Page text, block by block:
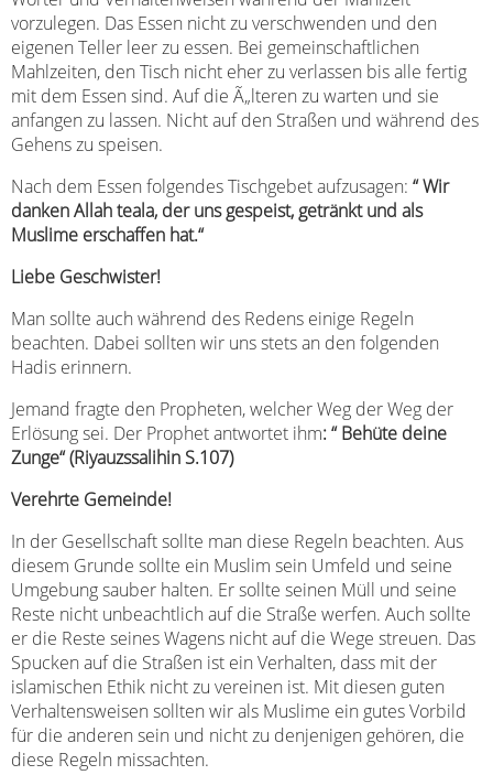
vorzulegen. Das Essen nicht zu verschwenden und den
eigenen Teller leer zu essen. Bei gemeinschaftlichen
Mahlzeiten, den Tisch nicht eher zu verlassen bis alle fertig
mit dem Essen sind. Auf die Ã„lteren zu warten und sie
anfangen zu lassen. Nicht auf den Straßen und während des
Gehens zu speisen.
Nach dem Essen folgendes Tischgebet aufzusagen: “ Wir
danken Allah teala, der uns gespeist, getränkt und als
Muslime erschaffen hat.“
Liebe Geschwister!
Man sollte auch während des Redens einige Regeln
beachten. Dabei sollten wir uns stets an den folgenden
Hadis erinnern.
Jemand fragte den Propheten, welcher Weg der Weg der
Erlösung sei. Der Prophet antwortet ihm: “ Behüte deine
Zunge“ (Riyauzssalihin S.107)
Verehrte Gemeinde!
In der Gesellschaft sollte man diese Regeln beachten. Aus
diesem Grunde sollte ein Muslim sein Umfeld und seine
Umgebung sauber halten. Er sollte seinen Müll und seine
Reste nicht unbeachtlich auf die Straße werfen. Auch sollte
er die Reste seines Wagens nicht auf die Wege streuen. Das
Spucken auf die Straßen ist ein Verhalten, dass mit der
islamischen Ethik nicht zu vereinen ist. Mit diesen guten
Verhaltensweisen sollten wir als Muslime ein gutes Vorbild
für die anderen sein und nicht zu denjenigen gehören, die
diese Regeln missachten.